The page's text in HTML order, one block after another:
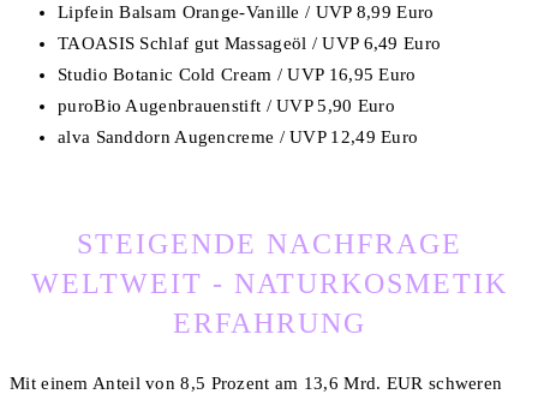
Lipfein Balsam Orange-Vanille / UVP 8,99 Euro
TAOASIS Schlaf gut Massageöl / UVP 6,49 Euro
Studio Botanic Cold Cream / UVP 16,95 Euro
puroBio Augenbrauenstift / UVP 5,90 Euro
alva Sanddorn Augencreme / UVP 12,49 Euro
STEIGENDE NACHFRAGE
WELTWEIT - NATURKOSMETIK
ERFAHRUNG
Mit einem Anteil von 8,5 Prozent am 13,6 Mrd. EUR schweren